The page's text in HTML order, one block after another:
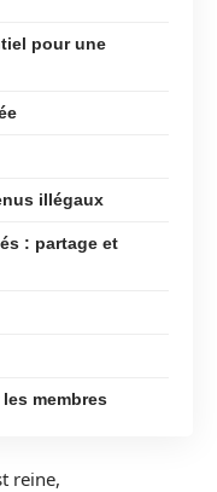
pour une
illégaux
: partage et
membres
reine,